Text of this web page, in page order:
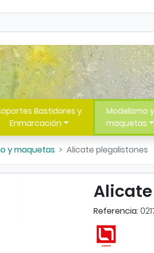
Bastidores y
Enmarcación
Modelismo y
maquetas
y maquetas Alicate plegalistones
Referencia: